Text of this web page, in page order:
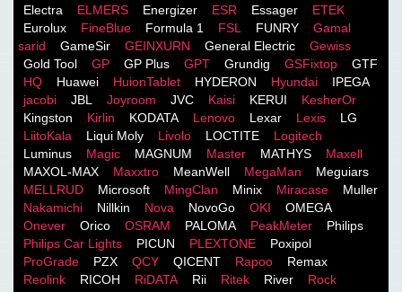
Electra
ELMERS Energizer ESR Essager
ETEK
Eurolux
FineBlue Formula 1 FSL FUNRY
Gamal
sarid
GameSir GEINXURN General Electric
Gewiss
Gold Tool
GP GP Plus GPT Grundig GSFixtop
GTF
HQ
Huawei HuionTablet HYDERON Hyundai
IPEGA
jacobi
JBL Joyroom JVC Kaisi KERUI
KesherOr
Kingston
Kirlin KODATA Lenovo Lexar Lexis
LG
LiitoKala
Liqui Moly Livolo LOCTITE
Logitech
Luminus
Magic MAGNUM Master MATHYS
Maxell
MAXOL-MAX
Maxxtro MeanWell MegaMan
Meguiars
MELLRUD
Microsoft MingClan Minix Miracase
Muller
Nakamichi
Nillkin Nova NovoGo OKI
OMEGA
Onever
Orico OSRAM PALOMA PeakMeter
Philips
Philips Car Lights
PICUN PLEXTONE
Poxipol
ProGrade
PZX QCY QICENT Rapoo
Remax
Reolink
RICOH RiDATA Rii Ritek River
Rock